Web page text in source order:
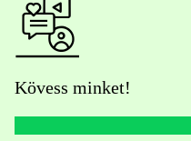
Kövess minket!